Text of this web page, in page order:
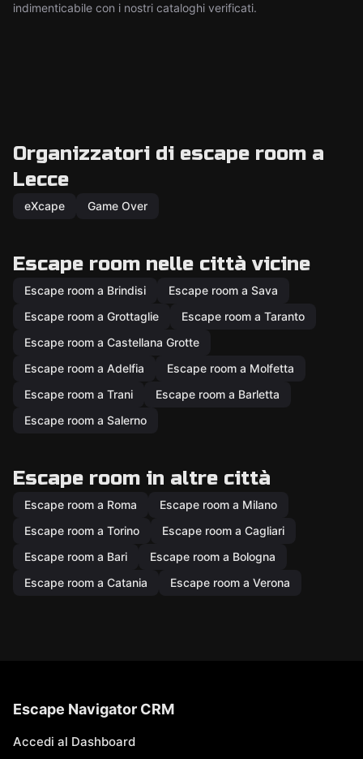
indimenticabile con i nostri cataloghi verificati.
Organizzatori di escape room a
Lecce
eXcape Game Over
Escape room nelle città vicine
Escape room a Brindisi
Escape room a Sava
Escape room a Grottaglie
Escape room a Taranto
Escape room a Castellana Grotte
Escape room a Adelfia
Escape room a Molfetta
Escape room a Trani
Escape room a Barletta
Escape room a Salerno
Escape room in altre città
Escape room a Roma
Escape room a Milano
Escape room a Torino
Escape room a Cagliari
Escape room a Bari
Escape room a Bologna
Escape room a Catania
Escape room a Verona
Escape Navigator CRM
Accedi al Dashboard